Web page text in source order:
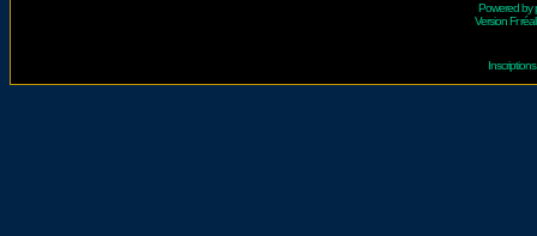
Powered by
Version Fr